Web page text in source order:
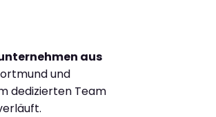
aus
und
dedizierten Team